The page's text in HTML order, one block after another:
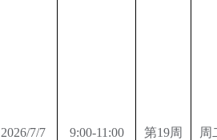
2026/7/7 9:00-11:00 第19周 周